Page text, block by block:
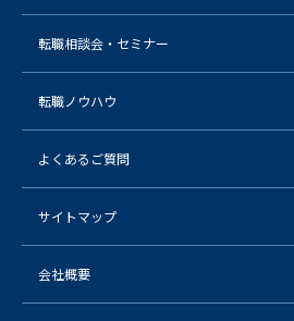
転職相談会・セミナー
転職ノウハウ
よくあるご質問
サイトマップ
会社概要